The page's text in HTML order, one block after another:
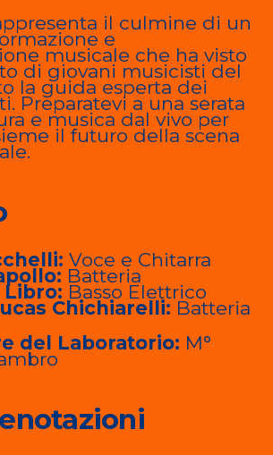
il culmine di un
e
musicale che ha visto
di giovani musicisti del
la guida esperta dei
Preparatevi a una serata
e musica dal vivo per
il futuro della scena
Voce e Chitarra
Batteria
Libro: Basso Elettrico
Chichiarelli: Batteria
del Laboratorio: M°